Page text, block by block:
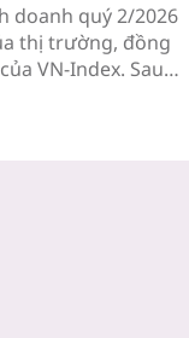
doanh quý 2/2026
thị trường, đồng
VN-Index. Sau
tiên của tháng